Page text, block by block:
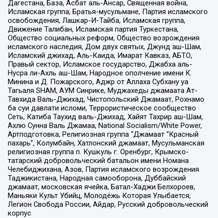
Дагестана, База, Асбат аль-Ансар, Священная война,
Исламская группа, Братья-мусульмане, Партия исламского
освобождения, Лашкар-И-Тайба, Исламская группа,
Движение Талибан, Исламская партия Туркестана,
Общество социальных реформ, Общество возрождения
исламского наследия, Дом двух святых, Джунд аш-Шам,
Исламский джихад, Аль-Каида, Имарат Кавказ, АБТО,
Правый сектор, Исламское государство, Джабха аль-
Нусра ли-Ахль аш-Шам, Народное ополчение имени К.
Минина и Д. Пожарского, Аджр от Аллаха Субхану уа
Тагьаля SHAM, АУМ Синрике, Муджахеды джамаата Ат-
Тавхида Валь-Джихад, Чистопольский Джамаат, Рохнамо
ба суи давлати исломи, Террористическое сообщество
Сеть, Катиба Таухид валь-Джихад, Хайят Тахрир аш-Шам,
Ахлю Сунна Валь Джамаа, National Socialism/White Power,
Артподготовка, Религиозная группа “Джамаат “Красный
пахарь”, Колумбайн, Хатлонский джамаат, Мусульманская
религиозная группа п. Кушкуль г. Оренбург, Крымско-
татарский добровольческий батальон имени Номана
Челебиджихана, Азов, Партия исламского возрождения
Таджикистана, Народная самооборона, Дуббайский
джамаат, московская ячейка, Батал-Хаджи Белхороев,
Маньяки Культ Убийц, Молодёжь Которая Улыбается,
Легион Свобода России, Айдар, Русский добровольческий
корпус